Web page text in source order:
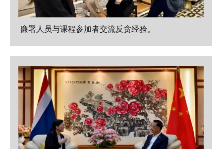
廉署人员与课程参加者交流反贪经验。